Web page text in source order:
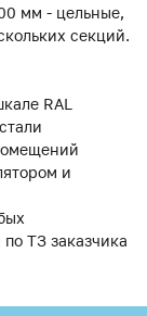
мм - цельные,
секций.
RAL
и
ТЗ заказчика